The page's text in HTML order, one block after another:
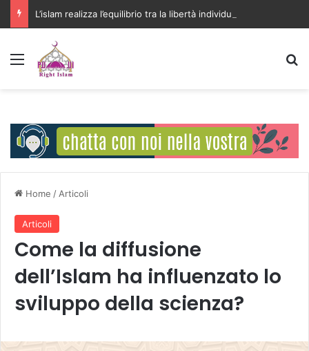
Menu
Home / Articoli
Articoli
Come la diffusione
dell’Islam ha influenzato lo
sviluppo della scienza?